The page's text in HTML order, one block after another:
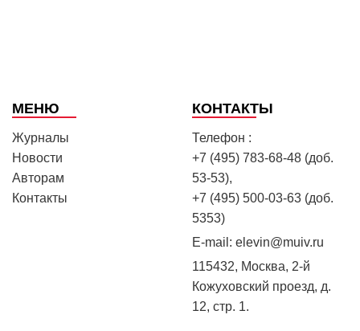
МЕНЮ
Журналы
Новости
Авторам
Контакты
КОНТАКТЫ
Телефон :
+7 (495) 783-68-48 (доб.
53-53),
+7 (495) 500-03-63 (доб.
5353)
E-mail: elevin@muiv.ru
115432, Москва, 2-й
Кожуховский проезд, д.
12, стр. 1.